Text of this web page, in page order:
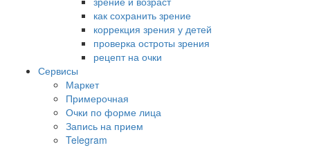
как сохранить зрение
коррекция зрения у детей
проверка остроты зрения
рецепт на очки
Сервисы
Маркет
Примерочная
Очки по форме лица
Запись на прием
Telegram